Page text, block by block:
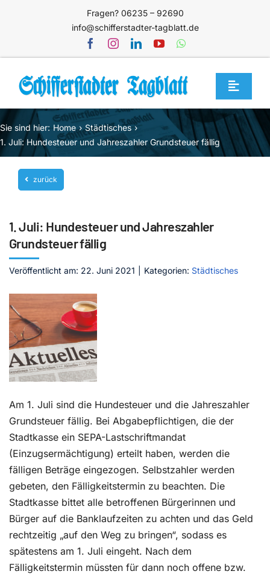
Fragen? 06235 – 92690
info@schifferstadter-tagblatt.de
Toggle
Home
Themen
Blog
Unternehmen
Mediathek
Jetzt abonnieren
Sie sind hier: Home
Städtisches
1. Juli: Hundesteuer und Jahreszahler Grundsteuer fällig
zurück
1. Juli: Hundesteuer und Jahreszahler
Grundsteuer fällig
Veröffentlicht am: 22. Juni 2021 Kategorien: Städtisches
Am 1. Juli sind die Hundesteuer und die Jahreszahler
Grundsteuer fällig. Bei Abgabepflichtigen, die der
Stadtkasse ein SEPA-Lastschriftmandat
(Einzugsermächtigung) erteilt haben, werden die
fälligen Beträge eingezogen. Selbstzahler werden
gebeten, den Fälligkeitstermin zu beachten. Die
Stadtkasse bittet alle betroffenen Bürgerinnen und
Bürger auf die Banklaufzeiten zu achten und das Geld
rechtzeitig „auf den Weg zu bringen“, sodass es
spätestens am 1. Juli eingeht. Nach dem
Fälligkeitstermin müssten für dann noch offene bzw.